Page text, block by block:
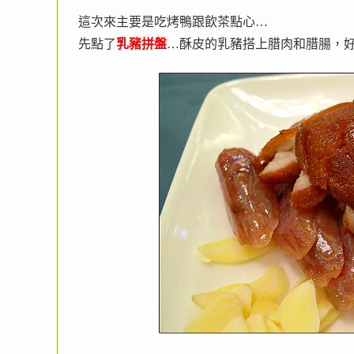
這次來主要是吃烤鴨跟飲茶點心…
先點了乳豬拼盤…酥皮的乳豬搭上腊肉和腊腸，